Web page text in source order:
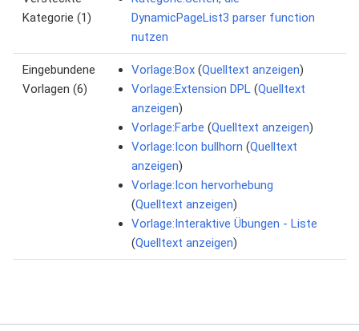
Kategorie (1)
DynamicPageList3 parser function
nutzen
Eingebundene
Vorlagen (6)
Vorlage:Box (Quelltext anzeigen)
Vorlage:Extension DPL (Quelltext
anzeigen)
Vorlage:Farbe (Quelltext anzeigen)
Vorlage:Icon bullhorn (Quelltext
anzeigen)
Vorlage:Icon hervorhebung
(Quelltext anzeigen)
Vorlage:Interaktive Übungen - Liste
(Quelltext anzeigen)